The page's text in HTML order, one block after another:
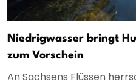
Niedrigwasser bringt
zum Vorschein
An Sachsens Flüssen